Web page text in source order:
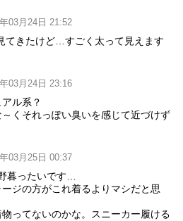
月24日 21:52
てきたけど…すごく太って見えます
月24日 23:16
ル系？
くそれっぽい臭いを感じて近づけず
月25日 00:37
暮ったいです…
ジの方がこれ着るよりマシだと思
ってないのかな。スニーカー履ける